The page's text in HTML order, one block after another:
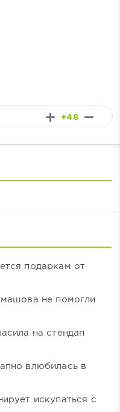
+48
подаркам от
не помогли
на стендап
влюбилась в
искупаться с